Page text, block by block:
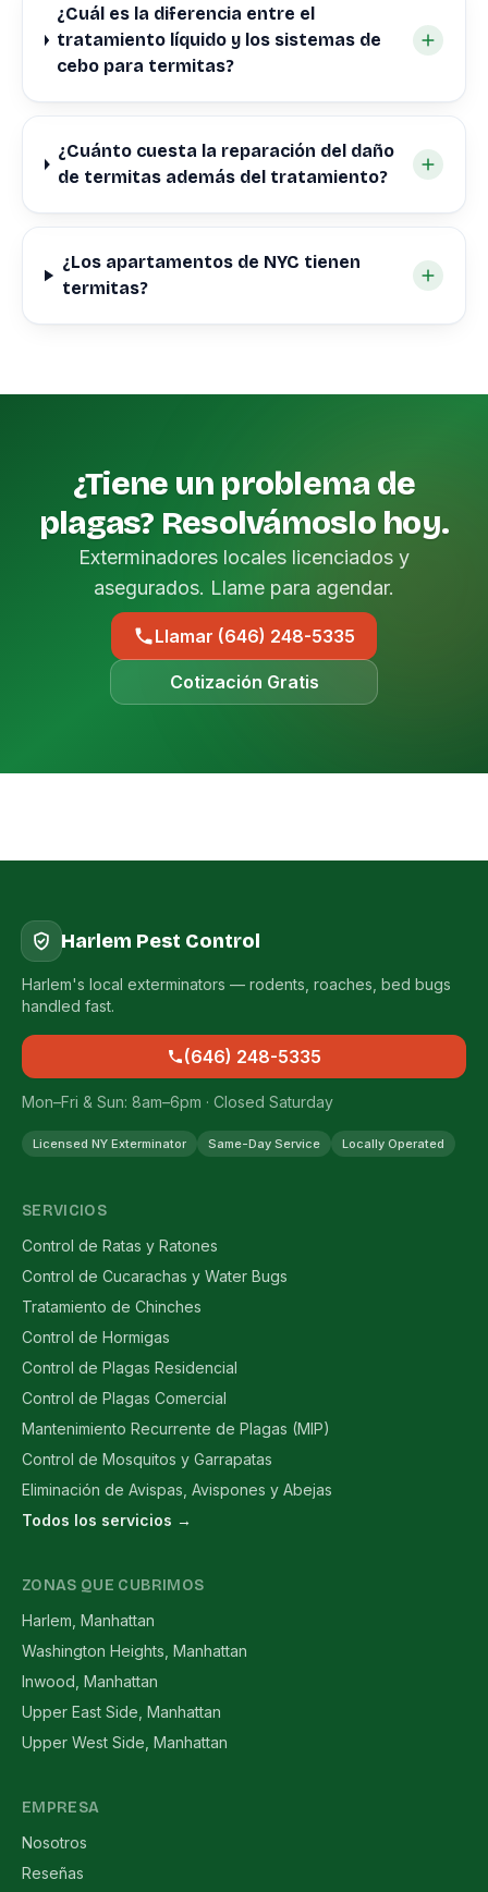
¿Cuál es la diferencia entre el
tratamiento líquido y los sistemas de
cebo para termitas?
¿Cuánto cuesta la reparación del daño
de termitas además del tratamiento?
¿Los apartamentos de NYC tienen
termitas?
¿Tiene un problema de
plagas? Resolvámoslo hoy.
Exterminadores locales licenciados y
asegurados. Llame para agendar.
Llamar (646) 248-5335
Cotización Gratis
Harlem Pest Control
Harlem's local exterminators — rodents, roaches, bed bugs
handled fast.
(646) 248-5335
Mon–Fri & Sun: 8am–6pm · Closed Saturday
Licensed NY Exterminator Same-Day Service Locally Operated
SERVICIOS
Control de Ratas y Ratones
Control de Cucarachas y Water Bugs
Tratamiento de Chinches
Control de Hormigas
Control de Plagas Residencial
Control de Plagas Comercial
Mantenimiento Recurrente de Plagas (MIP)
Control de Mosquitos y Garrapatas
Eliminación de Avispas, Avispones y Abejas
Todos los servicios →
ZONAS QUE CUBRIMOS
Harlem, Manhattan
Washington Heights, Manhattan
Inwood, Manhattan
Upper East Side, Manhattan
Upper West Side, Manhattan
EMPRESA
Nosotros
Reseñas